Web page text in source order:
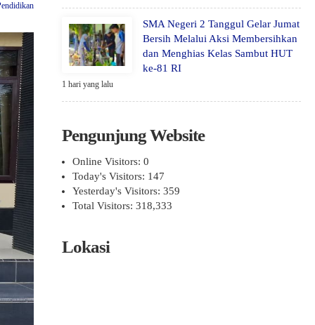
SMA Negeri 2 Tanggul Gelar Jumat
Bersih Melalui Aksi Membersihkan
dan Menghias Kelas Sambut HUT
ke-81 RI
1 hari yang lalu
Pengunjung Website
Online Visitors: 0
Today's Visitors: 147
Yesterday's Visitors: 359
Total Visitors: 318,333
Lokasi